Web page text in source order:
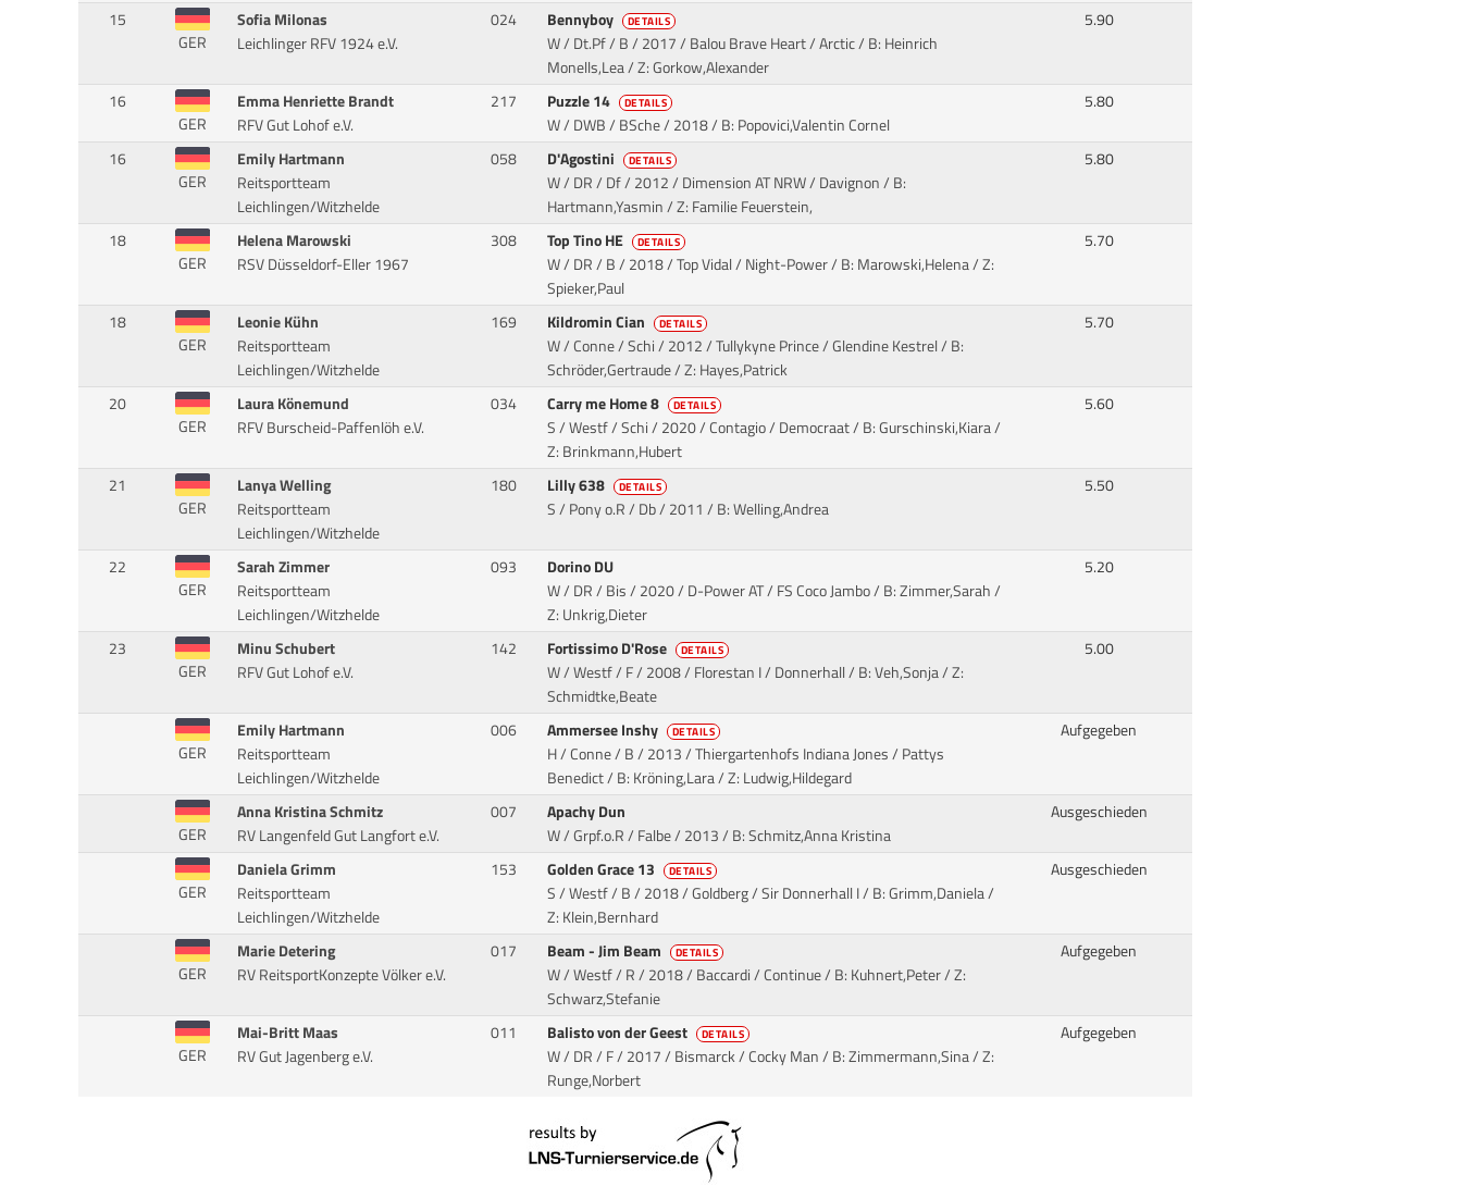
15
GER
Sofia Milonas
Leichlinger RFV 1924 e.V.
024 Bennyboy DETAILS
W / Dt.Pf / B / 2017 / Balou Brave Heart / Arctic/ B: Heinrich
Monells,Lea / Z: Gorkow,Alexander
5.90
16
GER
Emma Henriette Brandt
RFV Gut Lohof e.V.
217 Puzzle 14 DETAILS
W / DWB / BSche / 2018/ B: Popovici,Valentin Cornel
5.80
16
GER
Emily Hartmann
Reitsportteam
Leichlingen/Witzhelde
058 D'Agostini DETAILS
W / DR / Df / 2012 / Dimension AT NRW / Davignon/ B:
Hartmann,Yasmin / Z: Familie Feuerstein,
5.80
18
GER
Helena Marowski
RSV Düsseldorf-Eller 1967
308 Top Tino HE DETAILS
W / DR / B / 2018 / Top Vidal / Night-Power/ B: Marowski,Helena / Z:
Spieker,Paul
5.70
18
GER
Leonie Kühn
Reitsportteam
Leichlingen/Witzhelde
169 Kildromin Cian DETAILS
W / Conne / Schi / 2012 / Tullykyne Prince / Glendine Kestrel/ B:
Schröder,Gertraude / Z: Hayes,Patrick
5.70
20
GER
Laura Könemund
RFV Burscheid-Paffenlöh e.V.
034 Carry me Home 8 DETAILS
S / Westf / Schi / 2020 / Contagio / Democraat/ B: Gurschinski,Kiara /
Z: Brinkmann,Hubert
5.60
21
GER
Lanya Welling
Reitsportteam
Leichlingen/Witzhelde
180 Lilly 638 DETAILS
S / Pony o.R / Db / 2011 / B: Welling,Andrea
5.50
22
GER
Sarah Zimmer
Reitsportteam
Leichlingen/Witzhelde
093
Dorino DU
W / DR / Bis / 2020 / D-Power AT / FS Coco Jambo/ B: Zimmer,Sarah /
Z: Unkrig,Dieter
5.20
23
GER
Minu Schubert
RFV Gut Lohof e.V.
142 Fortissimo D'Rose DETAILS
W / Westf / F / 2008 / Florestan I / Donnerhall/ B: Veh,Sonja / Z:
Schmidtke,Beate
5.00
GER
Emily Hartmann
Reitsportteam
Leichlingen/Witzhelde
006 Ammersee Inshy DETAILS
H / Conne / B / 2013 / Thiergartenhofs Indiana Jones / Pattys
Benedict/ B: Kröning,Lara / Z: Ludwig,Hildegard
Aufgegeben
GER
Anna Kristina Schmitz
RV Langenfeld Gut Langfort e.V.
007
Apachy Dun
W / Grpf.o.R / Falbe / 2013/ B: Schmitz,Anna Kristina
Ausgeschieden
GER
Daniela Grimm
Reitsportteam
Leichlingen/Witzhelde
153 Golden Grace 13 DETAILS
S / Westf / B / 2018 / Goldberg / Sir Donnerhall I/ B: Grimm,Daniela /
Z: Klein,Bernhard
Ausgeschieden
GER
Marie Detering
RV ReitsportKonzepte Völker e.V.
017 Beam - Jim Beam DETAILS
W / Westf / R / 2018 / Baccardi / Continue/ B: Kuhnert,Peter / Z:
Schwarz,Stefanie
Aufgegeben
GER
Mai-Britt Maas
RV Gut Jagenberg e.V.
011 Balisto von der Geest DETAILS
W / DR / F / 2017 / Bismarck / Cocky Man/ B: Zimmermann,Sina / Z:
Runge,Norbert
Aufgegeben